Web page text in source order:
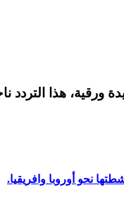
ورقية، هذا
نحو أوروبا وافريقيا.